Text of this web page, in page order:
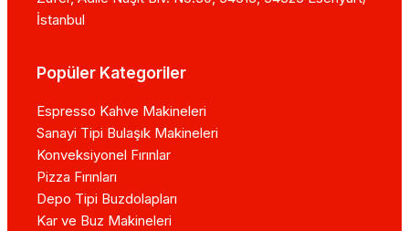
İstanbul
Popüler Kategoriler
Espresso Kahve Makineleri
Sanayi Tipi Bulaşık Makineleri
Konveksiyonel Fırınlar
Pizza Fırınları
Depo Tipi Buzdolapları
Kar ve Buz Makineleri